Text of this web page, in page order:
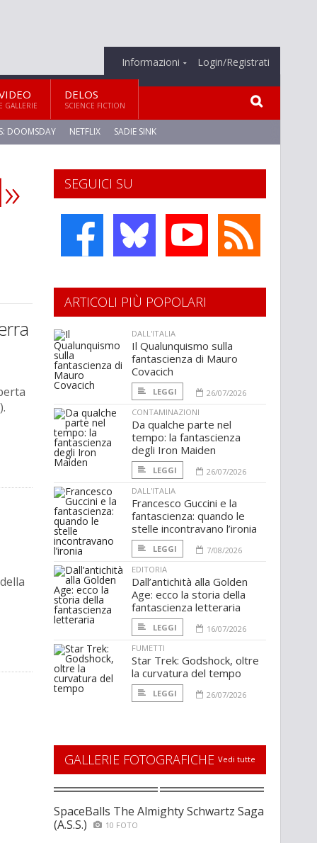
Informazioni Login/Registrati
GALLERIE
DELOS
SCIENCE FICTION
DOOMSDAY NETFLIX SADIE SINK
SEGUICI SU
ARTICOLI PIÙ POPOLARI
DALL'ITALIA
Il Qualunquismo sulla
fantascienza di Mauro
Covacich
LEGGI
26/07/2026
CONTAMINAZIONI
Da qualche parte nel
tempo: la fantascienza
degli Iron Maiden
LEGGI
26/07/2026
DALL'ITALIA
Francesco Guccini e la
fantascienza: quando le
stelle incontravano l’ironia
LEGGI
7/08/2026
EDITORIA
Dall’antichità alla Golden
Age: ecco la storia della
fantascienza letteraria
LEGGI
16/07/2026
FUMETTI
Star Trek: Godshock, oltre
la curvatura del tempo
LEGGI 26/07/2026
GALLERIE FOTOGRAFICHE Vedi tutte
SpaceBalls The Almighty Schwartz Saga
(A.S.S.)
10 FOTO